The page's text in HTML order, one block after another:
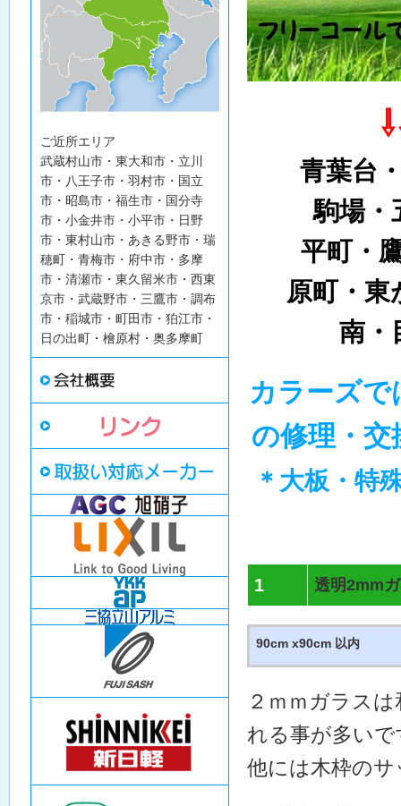
ご近所エリア
武蔵村山市・東大和市・立川
市・八王子市・羽村市・国立
市・昭島市・福生市・国分寺
市・小金井市・小平市・日野
市・東村山市・あきる野市・瑞
穂町・青梅市・府中市・多摩
市・清瀬市・東久留米市・西東
京市・武蔵野市・三鷹市・調布
市・稲城市・町田市・狛江市・
日の出町・檜原村・奥多摩町
青葉台
駒場・
平町・
原町・東
南・
カラーズ
の修理・
＊大板・特
1 透明2mm
90cm x90cm 以内
２ｍｍガラス
れる事が多いで
他には木枠の